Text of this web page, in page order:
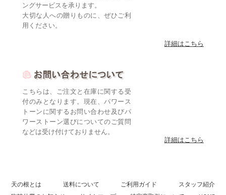
ングサービスを承ります。
大切な人への贈りものに、ぜひご利
用ください。
詳細はこちら
こちらは、ご注文と在庫に関する受
付のみとなります。現在、パワース
トーンに関するお問い合わせ及びパ
ワーストーン選びについてのご質問
などは受け付けておりません。
詳細はこちら
天の根とは 送料について ご利用ガイド
スタッフ紹介